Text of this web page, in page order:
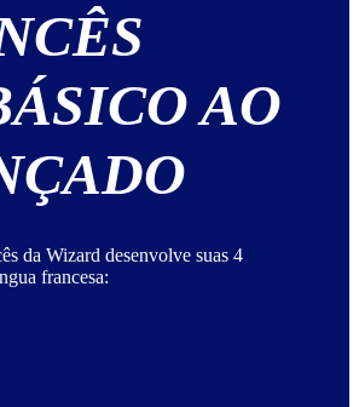
AO
da Wizard desenvolve suas 4
francesa: